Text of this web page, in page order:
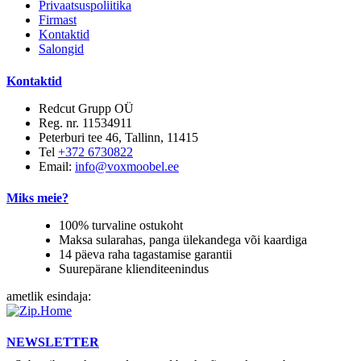
Privaatsuspoliitika
Firmast
Kontaktid
Salongid
Kontaktid
Redcut Grupp OÜ
Reg. nr. 11534911
Peterburi tee 46, Tallinn, 11415
Tel +372 6730822
Email: info@voxmoobel.ee
Miks meie?
100% turvaline ostukoht
Maksa sularahas, panga ülekandega või kaardiga
14 päeva raha tagastamise garantii
Suurepärane klienditeenindus
ametlik esindaja:
NEWSLETTER